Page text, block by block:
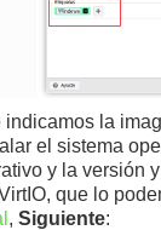
indicamos la
el sistema
y la versión
que lo
,Siguiente: